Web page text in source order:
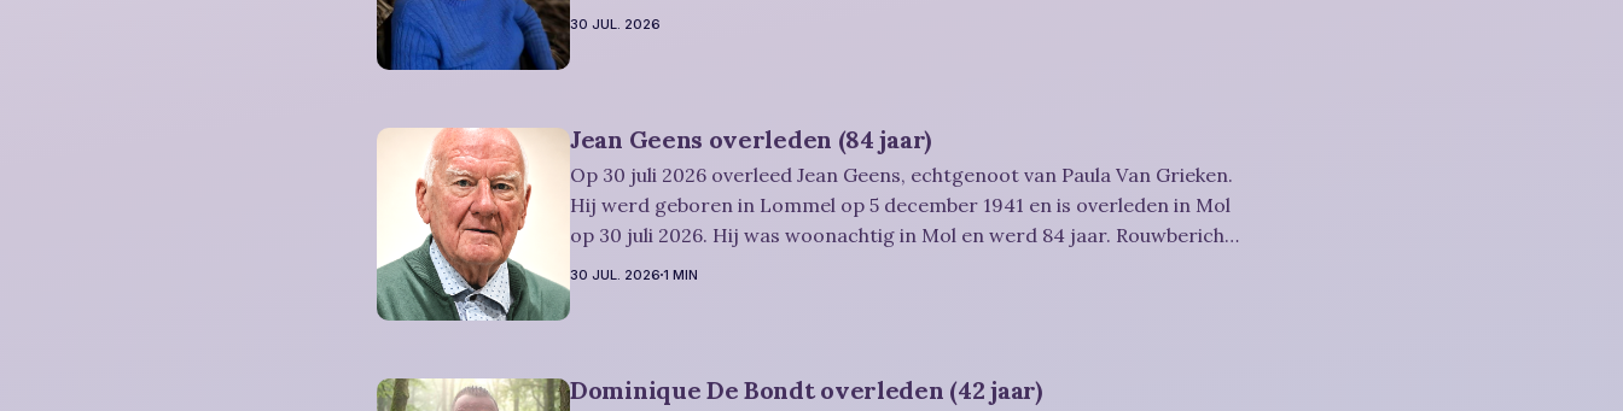
jaar. Rouwbericht Severens: De afscheidsplechtígheid van Irène zal
30 JUL. 2026
Jean Geens overleden (84 jaar)
Op 30 juli 2026 overleed Jean Geens, echtgenoot van Paula Van Grieken.
Hij werd geboren in Lommel op 5 december 1941 en is overleden in Mol
op 30 juli 2026. Hij was woonachtig in Mol en werd 84 jaar. Rouwbericht
Dries-Hulsmans: Plechtigheid: U wordt vriendelijk uitgenodigd om
30 JUL. 2026 1 MIN
Dominique De Bondt overleden (42 jaar)